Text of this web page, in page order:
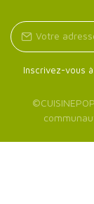
Inscrivez-vous
©CUISINEPOP